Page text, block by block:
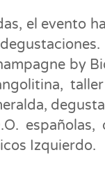
el evento
by
Izquierdo.